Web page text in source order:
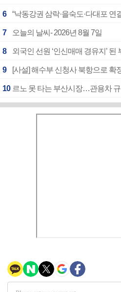
6 “낙동강권 삼락·을숙도·다대포 연
7 오늘의 날씨- 2026년 8월 7일
8 외국인 선원 ‘인신매매 경유지’
9 [사설] 해수부 신청사 북항으로 확
10 르노 못 타는 부산시장…관용차